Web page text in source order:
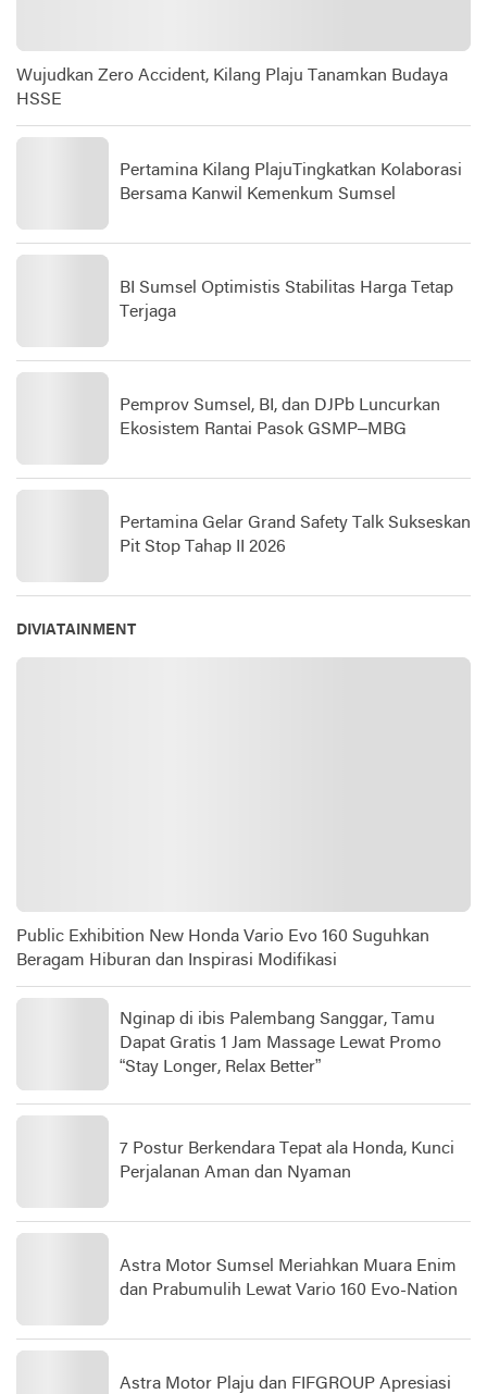
Wujudkan Zero Accident, Kilang Plaju Tanamkan Budaya
HSSE
Pertamina Kilang PlajuTingkatkan Kolaborasi
Bersama Kanwil Kemenkum Sumsel
BI Sumsel Optimistis Stabilitas Harga Tetap
Terjaga
Pemprov Sumsel, BI, dan DJPb Luncurkan
Ekosistem Rantai Pasok GSMP–MBG
Pertamina Gelar Grand Safety Talk Sukseskan
Pit Stop Tahap II 2026
DIVIATAINMENT
Public Exhibition New Honda Vario Evo 160 Suguhkan
Beragam Hiburan dan Inspirasi Modifikasi
Nginap di ibis Palembang Sanggar, Tamu
Dapat Gratis 1 Jam Massage Lewat Promo
“Stay Longer, Relax Better”
7 Postur Berkendara Tepat ala Honda, Kunci
Perjalanan Aman dan Nyaman
Astra Motor Sumsel Meriahkan Muara Enim
dan Prabumulih Lewat Vario 160 Evo-Nation
Astra Motor Plaju dan FIFGROUP Apresiasi